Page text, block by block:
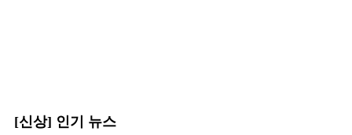
[신상] 인기 뉴스